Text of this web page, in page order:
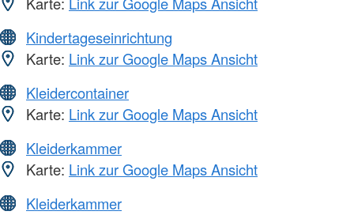
Kindertageseinrichtung
Karte: Link zur Google Maps Ansicht
Kleidercontainer
Karte: Link zur Google Maps Ansicht
Kleiderkammer
Karte: Link zur Google Maps Ansicht
Kleiderkammer